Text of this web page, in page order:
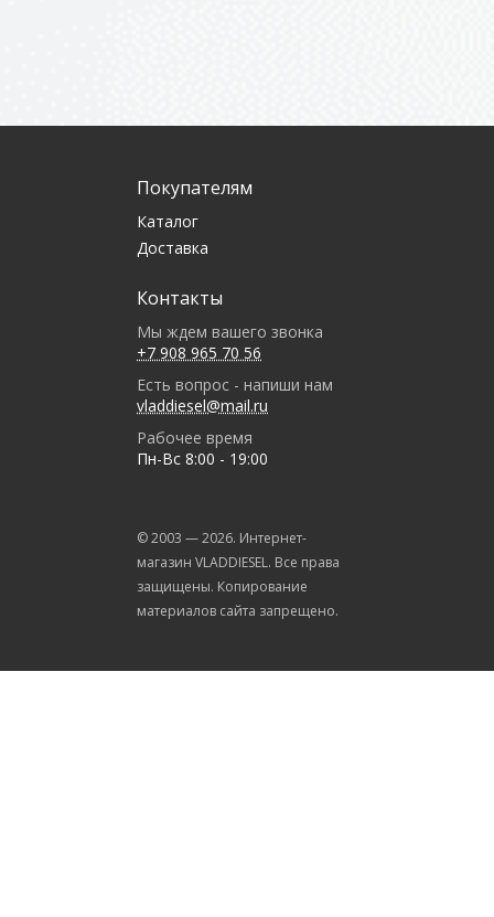
Покупателям
Каталог
Доставка
Контакты
Мы ждем вашего звонка
+7 908 965 70 56
Есть вопрос - напиши нам
vladdiesel@mail.ru
Рабочее время
Пн-Вс 8:00 - 19:00
© 2003 —2026. Интернет-
магазин VLADDIESEL. Все права
защищены. Копирование
материалов сайта запрещено.